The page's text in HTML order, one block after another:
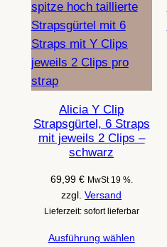
Alicia Y Clip
Strapsgürtel, 6 Straps
mit jeweils 2 Clips –
schwarz
69,99 € MwSt 19 %.
zzgl.Versand
Lieferzeit: sofort lieferbar
Ausführung wählen